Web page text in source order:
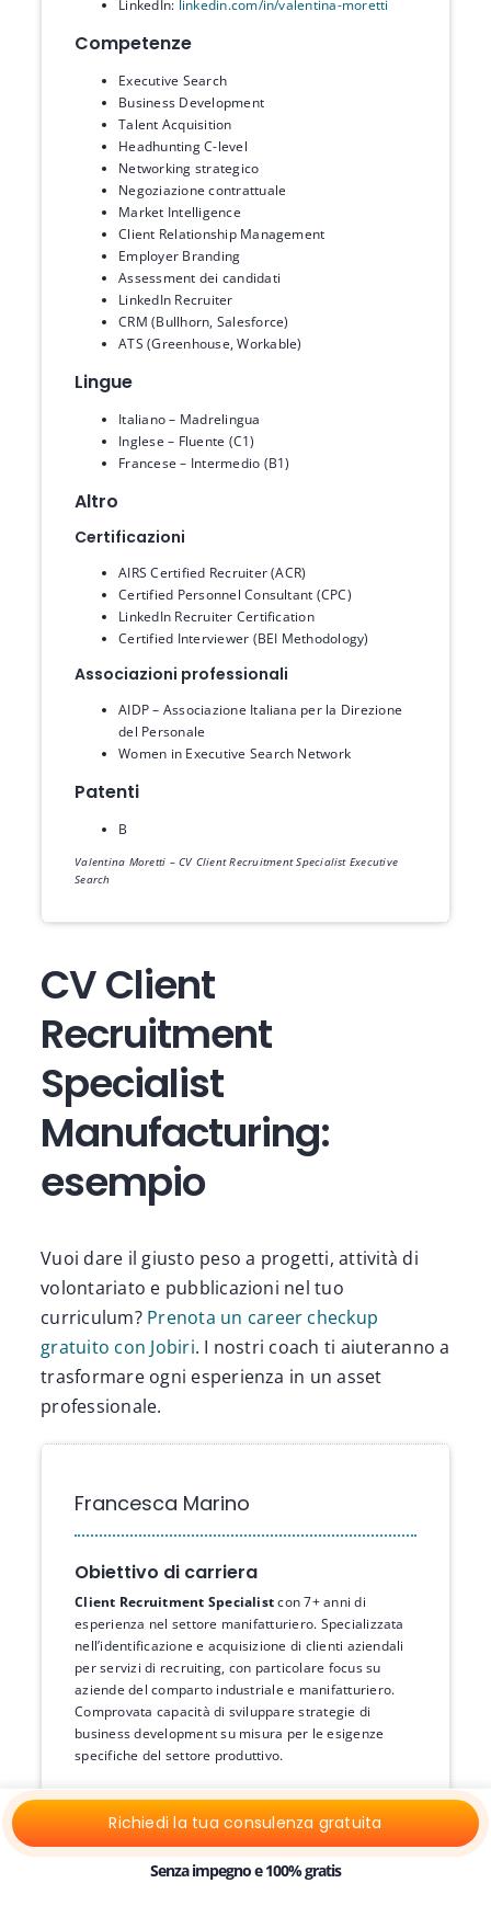
LinkedIn: linkedin.com/in/valentina-moretti
Competenze
Executive Search
Business Development
Talent Acquisition
Headhunting C-level
Networking strategico
Negoziazione contrattuale
Market Intelligence
Client Relationship Management
Employer Branding
Assessment dei candidati
LinkedIn Recruiter
CRM (Bullhorn, Salesforce)
ATS (Greenhouse, Workable)
Lingue
Italiano – Madrelingua
Inglese – Fluente (C1)
Francese – Intermedio (B1)
Altro
Certificazioni
AIRS Certified Recruiter (ACR)
Certified Personnel Consultant (CPC)
LinkedIn Recruiter Certification
Certified Interviewer (BEI Methodology)
Associazioni professionali
AIDP – Associazione Italiana per la Direzione
del Personale
Women in Executive Search Network
Patenti
B
Valentina Moretti – CV Client Recruitment Specialist Executive
Search
CV Client
Recruitment
Specialist
Manufacturing:
esempio
Vuoi dare il giusto peso a progetti, attività di
volontariato e pubblicazioni nel tuo
curriculum? Prenota un career checkup
gratuito con Jobiri. I nostri coach ti aiuteranno a
trasformare ogni esperienza in un asset
professionale.
Francesca Marino
Obiettivo di carriera
Client Recruitment Specialistcon 7+ anni di
esperienza nel settore manifatturiero. Specializzata
nell’identificazione e acquisizione di clienti aziendali
per servizi di recruiting, con particolare focus su
aziende del comparto industriale e manifatturiero.
Comprovata capacità di sviluppare strategie di
business development su misura per le esigenze
specifiche del settore produttivo.
Esperienza di lavoro
Client Recruitment Specialist –
Manufacturing
Richiedi la tua consulenza gratuita
Senza impegno e 100% gratis